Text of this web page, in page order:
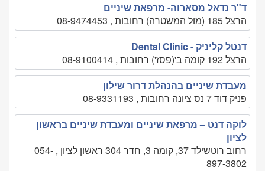
ד"ר נדאל מסארוה- מרפאת שיניים
הרצל 185 (מול המשטרה) רחובות , 08-9474453
דנטל קליניק - Dental Clinic
הרצל 192 קומה ב'(פסז') רחובות , 08-9100414
מעבדת שיניים בהנהלת דרור שילון
פניק דוד 7 נס ציונה רחובות , 08-9331193
לוקה דנט – מרפאת שיניים ומעבדת שיניים בראשון
לציון
רחוב רוטשילד 37, קומה 3, חדר 304 ראשון לציון , 054-
897-3802